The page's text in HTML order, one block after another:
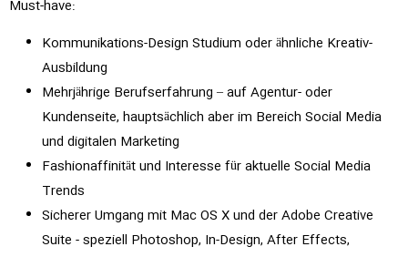
Must-have:
Kommunikations-Design Studium oder ähnliche Kreativ-
Ausbildung
Mehrjährige Berufserfahrung – auf Agentur- oder
Kundenseite, hauptsächlich aber im Bereich Social Media
und digitalen Marketing
Fashionaffinität und Interesse für aktuelle Social Media
Trends
Sicherer Umgang mit Mac OS X und der Adobe Creative
Suite - speziell Photoshop, In-Design, After Effects,